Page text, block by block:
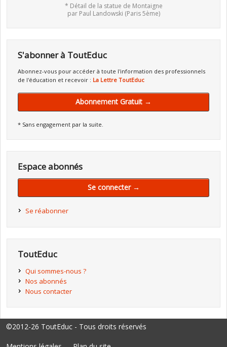
* Détail de la statue de Montaigne
par Paul Landowski (Paris 5ème)
S'abonner à ToutEduc
Abonnez-vous pour accéder à toute l'information des professionnels
de l'éducation et recevoir : La Lettre ToutEduc
Abonnement Gratuit →
* Sans engagement par la suite.
Espace abonnés
Se connecter →
Se réabonner
ToutEduc
Qui sommes-nous ?
Nos abonnés
Nous contacter
©2012-26 ToutEduc - Tous droits réservés